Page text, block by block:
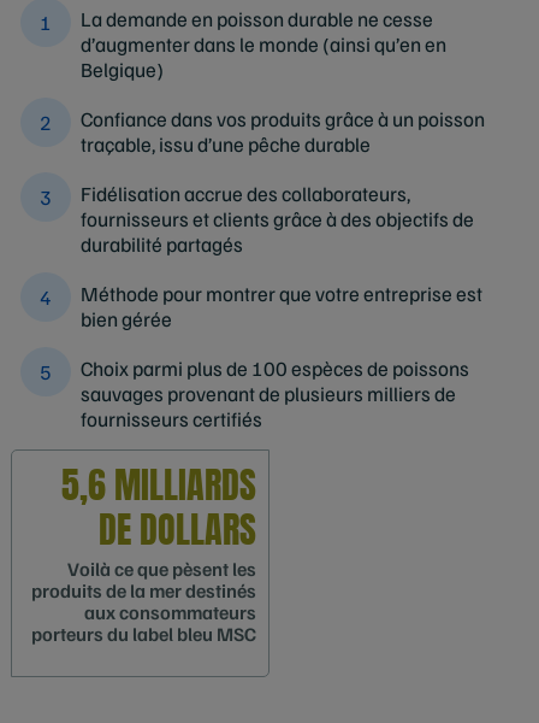
La demande en poisson durable ne cesse
d’augmenter dans le monde (ainsi qu’en en
Belgique)
Confiance dans vos produits grâce à un poisson
traçable, issu d’une pêche durable
Fidélisation accrue des collaborateurs,
fournisseurs et clients grâce à des objectifs de
durabilité partagés
Méthode pour montrer que votre entreprise est
bien gérée
Choix parmi plus de 100 espèces de poissons
sauvages provenant de plusieurs milliers de
fournisseurs certifiés
5,6 MILLIARDS
DE DOLLARS
Voilà ce que pèsent les
produits de la mer destinés
aux consommateurs
porteurs du label bleu MSC